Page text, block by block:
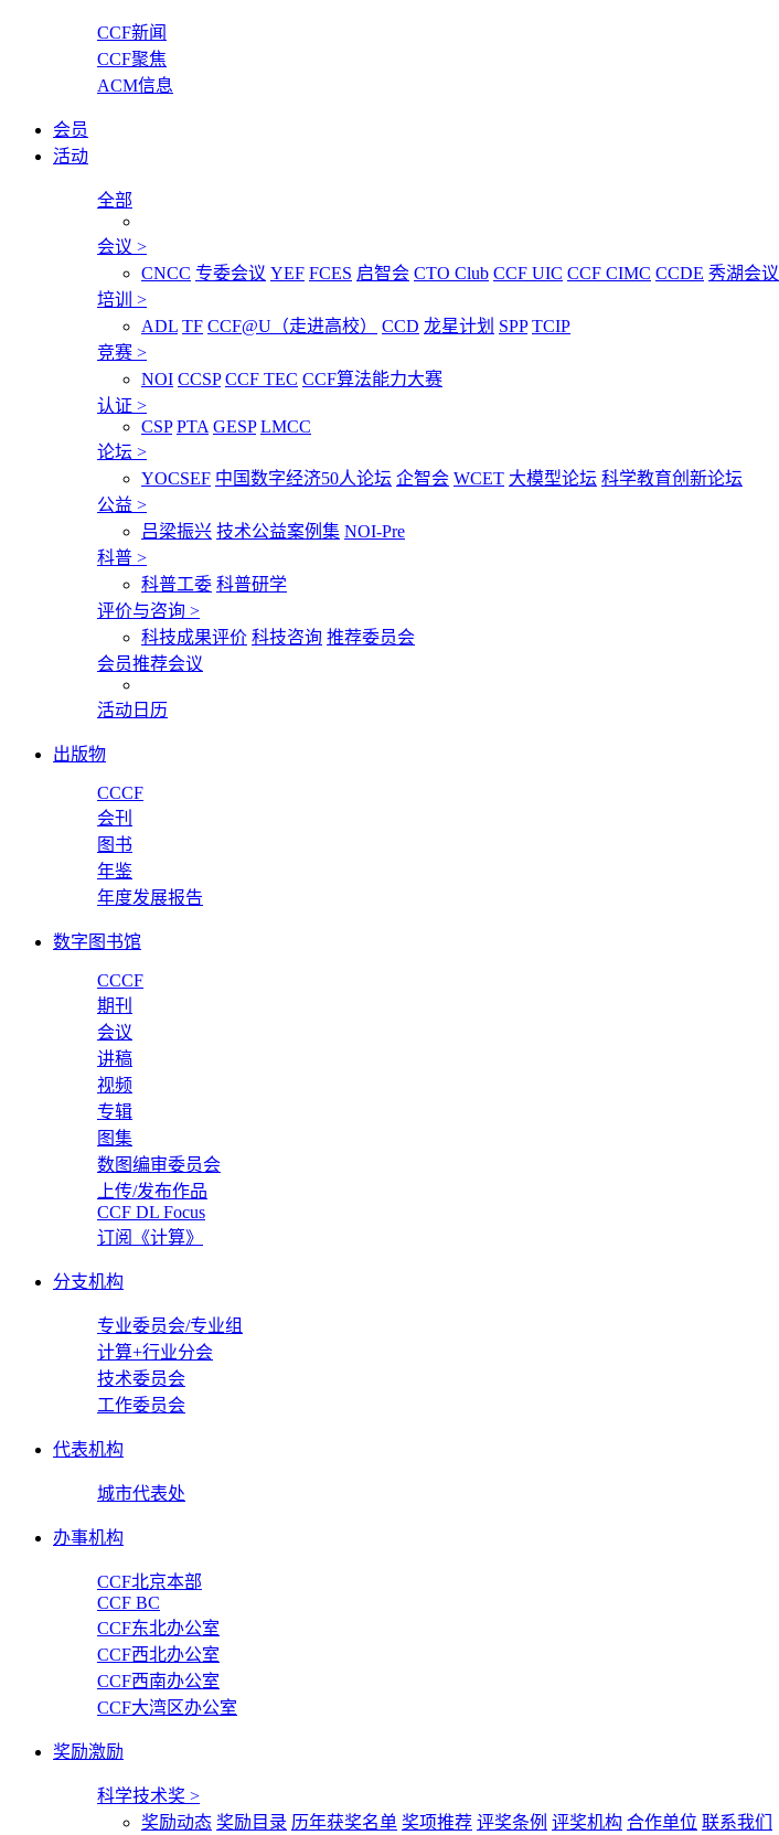
CCF新闻
CCF聚焦
ACM信息
会员
活动
全部
会议 >
CNCC 专委会议 YEF FCES 启智会 CTO Club CCF UIC CCF CIMC CCDE 秀湖会议
培训 >
ADL TF CCF@U（走进高校） CCD 龙星计划 SPP TCIP
竞赛 >
NOI CCSP CCF TEC CCF算法能力大赛
认证 >
CSP PTA GESP LMCC
论坛 >
YOCSEF 中国数字经济50人论坛 企智会 WCET 大模型论坛 科学教育创新论坛
公益 >
吕梁振兴 技术公益案例集 NOI-Pre
科普 >
科普工委 科普研学
评价与咨询 >
科技成果评价 科技咨询 推荐委员会
会员推荐会议
活动日历
出版物
CCCF
会刊
图书
年鉴
年度发展报告
数字图书馆
CCCF
期刊
会议
讲稿
视频
专辑
图集
数图编审委员会
上传/发布作品
CCF DL Focus
订阅《计算》
分支机构
专业委员会/专业组
计算+行业分会
技术委员会
工作委员会
代表机构
城市代表处
办事机构
CCF北京本部
CCF BC
CCF东北办公室
CCF西北办公室
CCF西南办公室
CCF大湾区办公室
奖励激励
科学技术奖 >
奖励动态 奖励目录 历年获奖名单 奖项推荐 评奖条例 评奖机构 合作单位 联系我们